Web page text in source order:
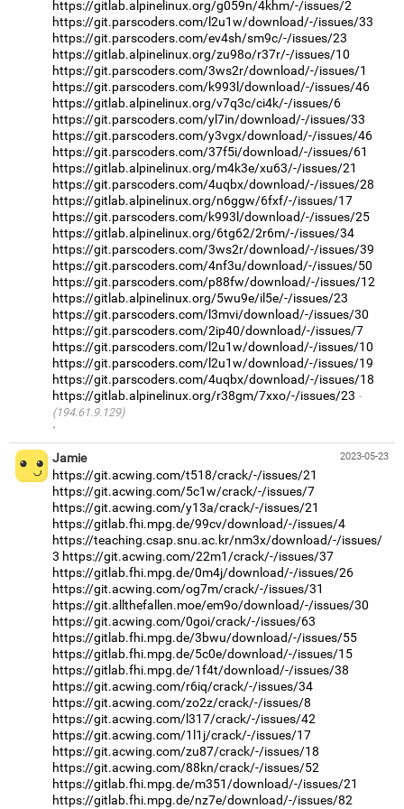
https://gitlab.alpinelinux.org/g059n/4khm/-/issues/2
https://git.parscoders.com/l2u1w/download/-/issues/33
https://git.parscoders.com/ev4sh/sm9c/-/issues/23
https://gitlab.alpinelinux.org/zu98o/r37r/-/issues/10
https://git.parscoders.com/3ws2r/download/-/issues/1
https://git.parscoders.com/k993l/download/-/issues/46
https://gitlab.alpinelinux.org/v7q3c/ci4k/-/issues/6
https://git.parscoders.com/yl7in/download/-/issues/33
https://git.parscoders.com/y3vgx/download/-/issues/46
https://git.parscoders.com/37f5i/download/-/issues/61
https://gitlab.alpinelinux.org/m4k3e/xu63/-/issues/21
https://git.parscoders.com/4uqbx/download/-/issues/28
https://gitlab.alpinelinux.org/n6ggw/6fxf/-/issues/17
https://git.parscoders.com/k993l/download/-/issues/25
https://gitlab.alpinelinux.org/6tg62/2r6m/-/issues/34
https://git.parscoders.com/3ws2r/download/-/issues/39
https://git.parscoders.com/4nf3u/download/-/issues/50
https://git.parscoders.com/p88fw/download/-/issues/12
https://gitlab.alpinelinux.org/5wu9e/il5e/-/issues/23
https://git.parscoders.com/l3mvi/download/-/issues/30
https://git.parscoders.com/2ip40/download/-/issues/7
https://git.parscoders.com/l2u1w/download/-/issues/10
https://git.parscoders.com/l2u1w/download/-/issues/19
https://git.parscoders.com/4uqbx/download/-/issues/18
https://gitlab.alpinelinux.org/r38gm/7xxo/-/issues/23
(194.61.9.129)
·
2023-05-23
Jamie
https://git.acwing.com/t518/crack/-/issues/21
https://git.acwing.com/5c1w/crack/-/issues/7
https://git.acwing.com/y13a/crack/-/issues/21
https://gitlab.fhi.mpg.de/99cv/download/-/issues/4
https://teaching.csap.snu.ac.kr/nm3x/download/-/issues/
3 https://git.acwing.com/22m1/crack/-/issues/37
https://gitlab.fhi.mpg.de/0m4j/download/-/issues/26
https://git.acwing.com/og7m/crack/-/issues/31
https://git.allthefallen.moe/em9o/download/-/issues/30
https://git.acwing.com/0goi/crack/-/issues/63
https://gitlab.fhi.mpg.de/3bwu/download/-/issues/55
https://gitlab.fhi.mpg.de/5c0e/download/-/issues/15
https://gitlab.fhi.mpg.de/1f4t/download/-/issues/38
https://git.acwing.com/r6iq/crack/-/issues/34
https://git.acwing.com/zo2z/crack/-/issues/8
https://git.acwing.com/l317/crack/-/issues/42
https://git.acwing.com/1l1j/crack/-/issues/17
https://git.acwing.com/zu87/crack/-/issues/18
https://git.acwing.com/88kn/crack/-/issues/52
https://gitlab.fhi.mpg.de/m351/download/-/issues/21
https://gitlab.fhi.mpg.de/nz7e/download/-/issues/82